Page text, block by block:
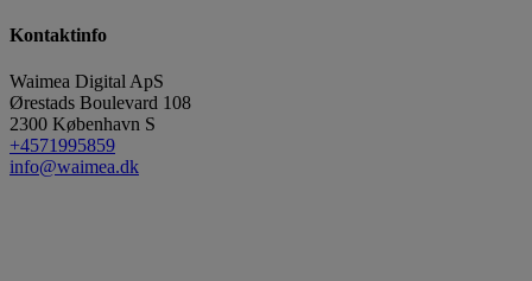
Kontaktinfo
Waimea Digital ApS
Ørestads Boulevard 108
2300 København S
+4571995859
info@waimea.dk